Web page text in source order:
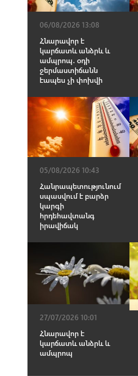
06/08/2026 13:08
Հնարավոր է
կարճատև անձրև և
ամպրոպ․ օդի
ջերմաստիճանն
էապես չի փոխվի
05/08/2026 10:43
Հանրապետությունում
սպասվում է բարձր
կարգի
հրդեհավտանգ
իրավիճակ
27/07/2026 10:01
Հնարավոր է
կարճատև անձրև և
ամպրոպ